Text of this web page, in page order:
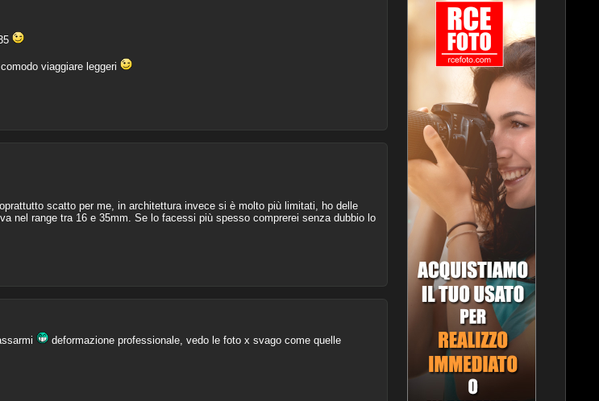
viaggiare leggeri
scatto per me, in architettura invece si è molto più limitati, ho delle
nel range tra 16 e 35mm. Se lo facessi più spesso comprerei senza dubbio lo
deformazione professionale, vedo le foto x svago come quelle